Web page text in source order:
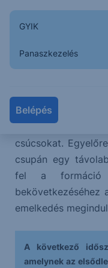
GYIK
Panaszkezelés
Belépés
emelkedési
szerkezet egy mély
amely után egy
érkezhet, amely
csúcsokat.
csupán egy
fel a formáció
bekövetkezéséhez
emelkedés
A következő
amelynek az